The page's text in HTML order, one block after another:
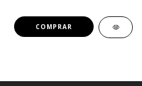
COMPRAR